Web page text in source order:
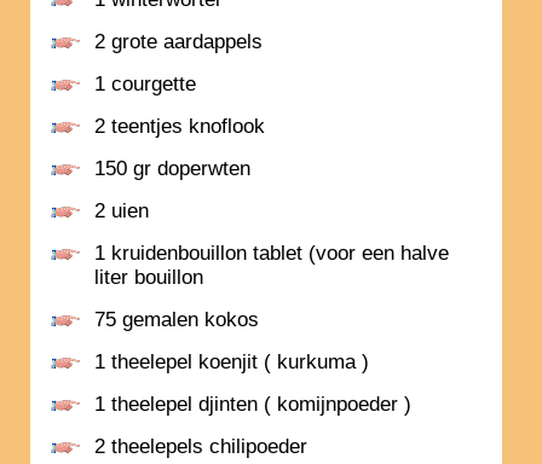
2 grote aardappels
1 courgette
2 teentjes knoflook
150 gr doperwten
2 uien
1 kruidenbouillon tablet (voor een halve
liter bouillon
75 gemalen kokos
1 theelepel koenjit ( kurkuma )
1 theelepel djinten ( komijnpoeder )
2 theelepels chilipoeder